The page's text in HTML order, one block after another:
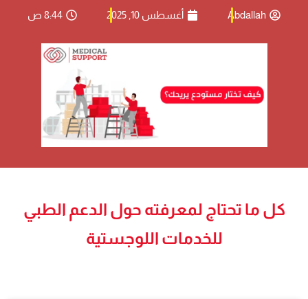
Abdallah أغسطس 10, 2025 8:44 ص
كل ما تحتاج لمعرفته حول الدعم الطبي
للخدمات اللوجستية